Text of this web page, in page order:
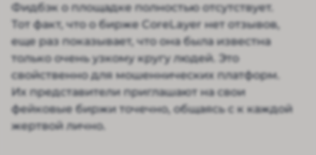
Фидбэк о площадке полностью отсутствует.
Тот факт, что о бирже CoreLayer нет отзывов,
еще раз показывает, что она была известна
только очень узкому кругу людей. Это
свойственно для мошеннических платформ.
Их представители приглашают на свои
фейковые биржи точечно, общаясь с к каждой
жертвой лично.